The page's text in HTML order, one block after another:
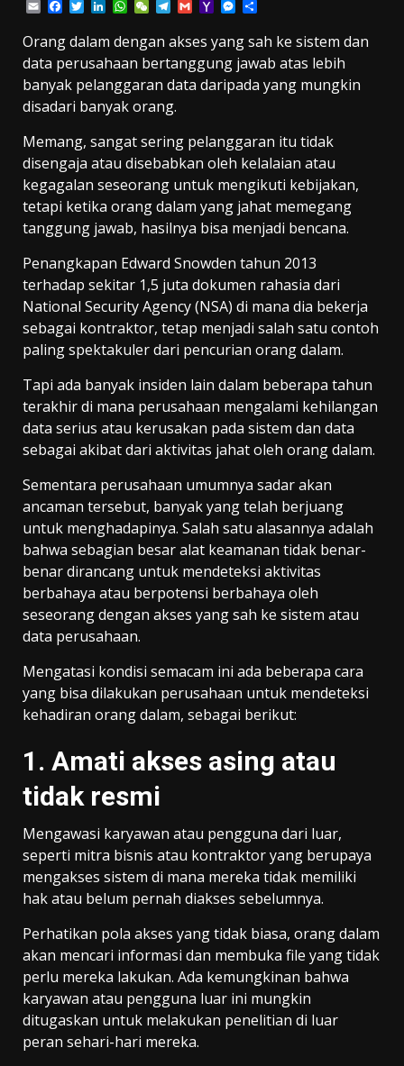
EmailFacebook
TwitterLinkedIn
WhatsApp
WeChatTelegram
GmailYahooMessenger
Orang dalam dengan akses yang sah ke sistem dan
data perusahaan bertanggung jawab atas lebih
banyak pelanggaran data daripada yang mungkin
disadari banyak orang.
Memang, sangat sering pelanggaran itu tidak
disengaja atau disebabkan oleh kelalaian atau
kegagalan seseorang untuk mengikuti kebijakan,
tetapi ketika orang dalam yang jahat memegang
tanggung jawab, hasilnya bisa menjadi bencana.
Penangkapan Edward Snowden tahun 2013
terhadap sekitar 1,5 juta dokumen rahasia dari
National Security Agency (NSA) di mana dia bekerja
sebagai kontraktor, tetap menjadi salah satu contoh
paling spektakuler dari pencurian orang dalam.
Tapi ada banyak insiden lain dalam beberapa tahun
terakhir di mana perusahaan mengalami kehilangan
data serius atau kerusakan pada sistem dan data
sebagai akibat dari aktivitas jahat oleh orang dalam.
Sementara perusahaan umumnya sadar akan
ancaman tersebut, banyak yang telah berjuang
untuk menghadapinya. Salah satu alasannya adalah
bahwa sebagian besar alat keamanan tidak benar-
benar dirancang untuk mendeteksi aktivitas
berbahaya atau berpotensi berbahaya oleh
seseorang dengan akses yang sah ke sistem atau
data perusahaan.
Mengatasi kondisi semacam ini ada beberapa cara
yang bisa dilakukan perusahaan untuk mendeteksi
kehadiran orang dalam, sebagai berikut:
1. Amati akses asing atau
tidak resmi
Mengawasi karyawan atau pengguna dari luar,
seperti mitra bisnis atau kontraktor yang berupaya
mengakses sistem di mana mereka tidak memiliki
hak atau belum pernah diakses sebelumnya.
Perhatikan pola akses yang tidak biasa, orang dalam
akan mencari informasi dan membuka file yang tidak
perlu mereka lakukan. Ada kemungkinan bahwa
karyawan atau pengguna luar ini mungkin
ditugaskan untuk melakukan penelitian di luar
peran sehari-hari mereka.